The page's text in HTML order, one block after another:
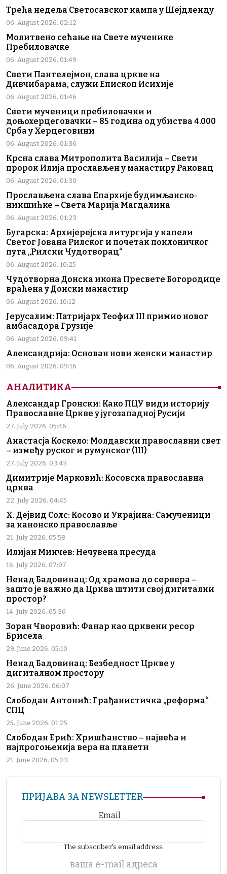
Трећа недеља Светосавског кампа у Шејдленду
06. August 2026. 02:12
Молитвено сећање на Свете мученике
Пребиловачке
06. August 2026. 01:49
Свети Пантелејмон, слава цркве на
Дивчибарама, служи Епископ Исихије
06. August 2026. 01:46
Свети мученици пребиловачки и
доњохерцеговачки – 85 година од убиства 4.000
Срба у Херцеговини
06. August 2026. 01:36
Крсна слава Митрополита Василија – Свети
пророк Илија прослављен у манастиру Раковац
06. August 2026. 01:30
Прослављена слава Епархије будимљанско-
никшићке – Света Марија Магдалина
06. August 2026. 01:23
Бугарска: Архијерејска литургија у капели
Светог Јована Рилског и почетак поклоничког
пута „Рилски Чудотворац“
06. August 2026. 10:25
Чудотворна Донска икона Пресвете Богородице
враћена у Донски манастир
06. August 2026. 10:12
Јерусалим: Патријарх Теофил III примио новог
амбасадора Грузије
06. August 2026. 09:41
Александрија: Основан нови женски манастир
06. August 2026. 09:16
АНАЛИТИКА
Александар Гронски: Како ПЦУ види историју
Православне Цркве у југозападној Русији
27. July 2026. 05:46
Анастасја Коскело: Молдавски православни свет
– између руског и румунског (III)
27. July 2026. 03:43
Димитрије Марковић: Косовска православна
црква
22. July 2026. 04:45
Х. Дејвид Солс: Косово и Украјина: Самученици
за канонско православље
21. July 2026. 05:58
Илијан Минчев: Нечувена пресуда
16. July 2026. 07:07
Ненад Бадовинац: Од храмова до сервера –
зашто је важно да Црква штити свој дигитални
простор?
14. July 2026. 05:36
Зоран Чворовић: Фанар као црквени ресор
Брисела
29. June 2026. 05:10
Ненад Бадовинац: Безбедност Цркве у
дигиталном простору
26. June 2026. 06:07
Слободан Антонић: Грађанистичка „реформа“
СПЦ
25. June 2026. 01:25
Слободан Ерић: Хришћанство – највећа и
најпрогоњенија вера на планети
21. June 2026. 05:23
ПРИЈАВА ЗА NEWSLETTER
Email
The subscriber's email address.
ваша е-mail адреса